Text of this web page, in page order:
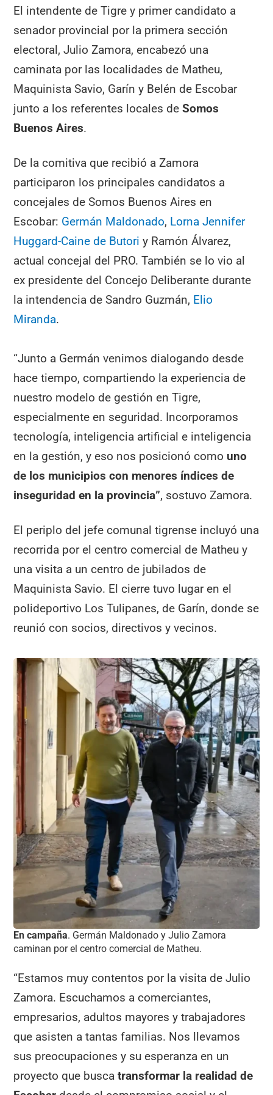
El intendente de Tigre y primer candidato a
senador provincial por la primera sección
electoral, Julio Zamora, encabezó una
caminata por las localidades de Matheu,
Maquinista Savio, Garín y Belén de Escobar
junto a los referentes locales deSomos
Buenos Aires.
De la comitiva que recibió a Zamora
participaron los principales candidatos a
concejales de Somos Buenos Aires en
Escobar: Germán Maldonado, Lorna Jennifer
Huggard-Caine de Butori y Ramón Álvarez,
actual concejal del PRO. También se lo vio al
ex presidente del Concejo Deliberante durante
la intendencia de Sandro Guzmán, Elio
Miranda.
“Junto a Germán venimos dialogando desde
hace tiempo, compartiendo la experiencia de
nuestro modelo de gestión en Tigre,
especialmente en seguridad. Incorporamos
tecnología, inteligencia artificial e inteligencia
en la gestión, y eso nos posicionó como uno
de los municipios con menores índices de
inseguridad en la provincia”, sostuvo Zamora.
El periplo del jefe comunal tigrense incluyó una
recorrida por el centro comercial de Matheu y
una visita a un centro de jubilados de
Maquinista Savio. El cierre tuvo lugar en el
polideportivo Los Tulipanes, de Garín, donde se
reunió con socios, directivos y vecinos.
En campaña. Germán Maldonado y Julio Zamora
caminan por el centro comercial de Matheu.
“Estamos muy contentos por la visita de Julio
Zamora. Escuchamos a comerciantes,
empresarios, adultos mayores y trabajadores
que asisten a tantas familias. Nos llevamos
sus preocupaciones y su esperanza en un
proyecto que buscatransformar la realidad de